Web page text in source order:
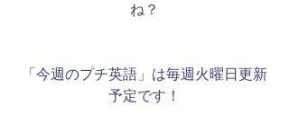
ね？
「今週のプチ英語」は毎週火曜日更新
予定です！